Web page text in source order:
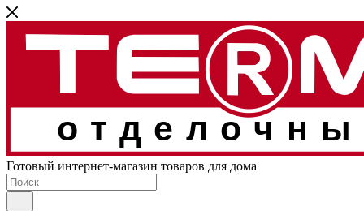
Готовый интернет-магазин товаров для дома